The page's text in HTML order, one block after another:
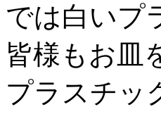
では白いプ
皆様もお皿
プラスチッ